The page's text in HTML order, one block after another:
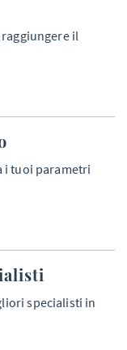
il
i tuoi parametri
specialisti in